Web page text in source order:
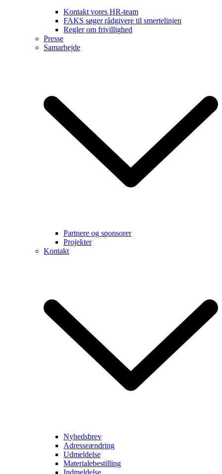
Kontakt vores HR-team
FAKS søger rådgivere til smertelinjen
Regler om frivillighed
Presse
Samarbejde
Partnere og sponsorer
Projekter
Kontakt
Nyhedsbrev
Adresseændring
Udmeldelse
Materialebestilling
Indmeldelse